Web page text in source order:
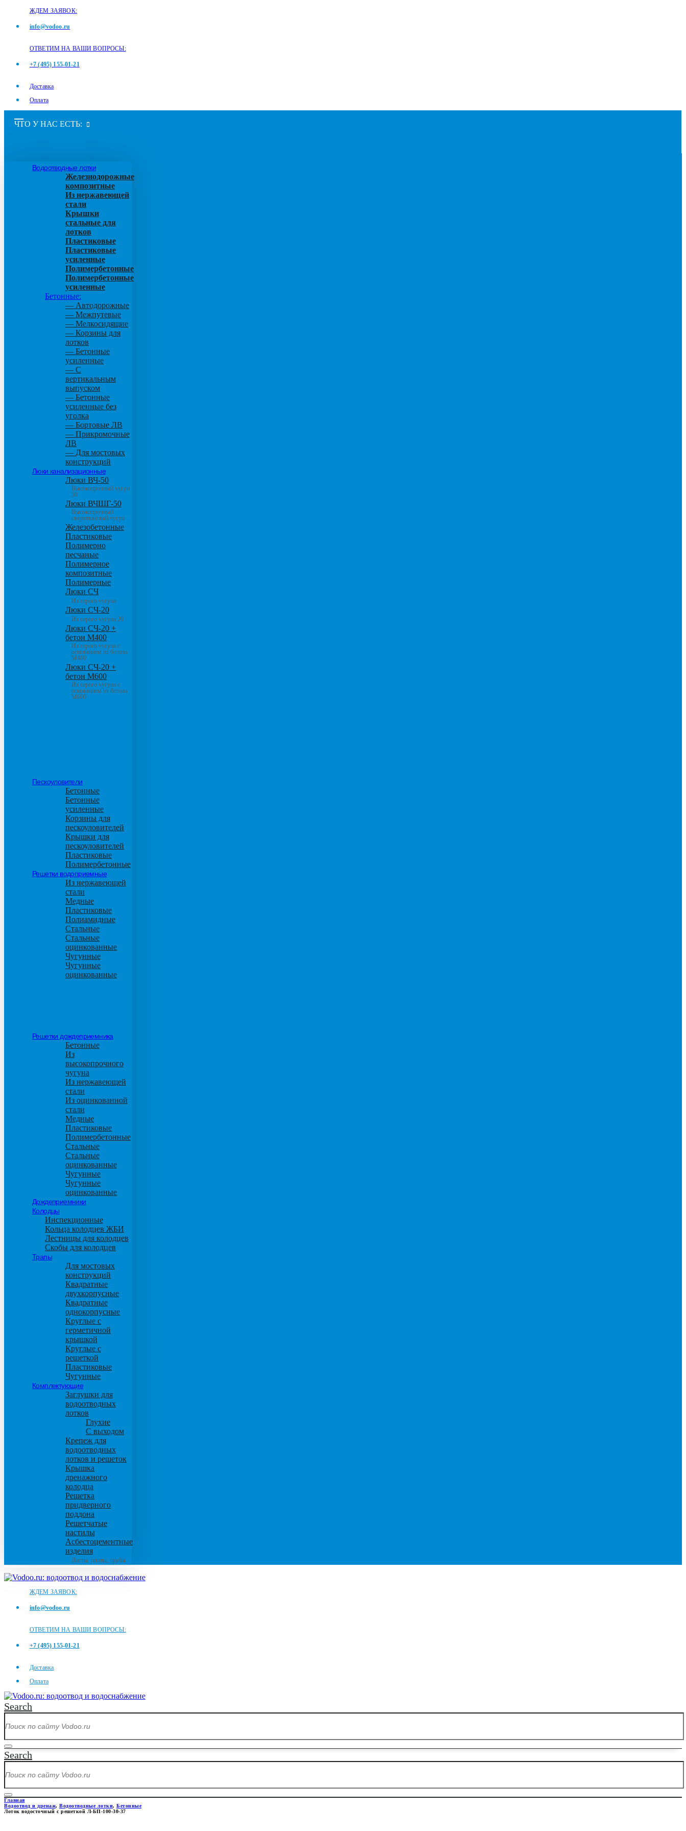
ЖДЕМ ЗАЯВОК:
info@vodoo.ru
ОТВЕТИМ НА ВАШИ ВОПРОСЫ:
+7 (495) 155-01-21
Доставка
Оплата
ЧТО У НАС ЕСТЬ:
Водоотводные лотки
Железнодорожные
композитные
Из нержавеющей
стали
Крышки
стальные для
лотков
Пластиковые
Пластиковые
усиленные
Полимербетонные
Полимербетонные
усиленные
Бетонные:
— Автодорожные
— Межпутевые
— Мелкосидящие
— Корзины для
лотков
— Бетонные
усиленные
— С
вертикальным
выпуском
— Бетонные
усиленные без
уголка
— Бортовые ЛВ
— Прикромочные
ЛВ
— Для мостовых
конструкций
Люки канализационные
Люки ВЧ-50
Высокопрочный чугун
50
Люки ВЧШГ-50
Высокопрочный
сверхтяжелый чугун
Железобетонные
Пластиковые
Полимерно
песчаные
Полимерное
композитные
Полимерные
Люки СЧ
Из серого чугуна
Люки СЧ-20
Из серого чугуна 20
Люки СЧ-20 +
бетон М400
Из серого чугуна с
основанием из бетона
М400
Люки СЧ-20 +
бетон М600
Из серого чугуна с
основанием из бетона
М600
Пескоуловители
Бетонные
Бетонные
усиленные
Корзины для
пескоуловителей
Крышки для
пескоуловителей
Пластиковые
Полимербетонные
Решетки водоприемные
Из нержавеющей
стали
Медные
Пластиковые
Полиамидные
Стальные
Стальные
оцинкованные
Чугунные
Чугунные
оцинкованные
Решетки дождеприемника
Бетонные
Из
высокопрочного
чугуна
Из нержавеющей
стали
Из оцинкованной
стали
Медные
Пластиковые
Полимербетонные
Стальные
Стальные
оцинкованные
Чугунные
Чугунные
оцинкованные
Дождеприемники
Колодцы
Инспекционные
Кольца колодцев ЖБИ
Лестницы для колодцев
Скобы для колодцев
Трапы
Для мостовых
конструкций
Квадратные
двухкорпусные
Квадратные
однокорпусные
Круглые с
герметичной
крышкой
Круглые с
решеткой
Пластиковые
Чугунные
Комплектующие
Заглушки для
водоотводных
лотков
Глухие
С выходом
Крепеж для
водоотводных
лотков и решеток
Крышка
дренажного
колодца
Решетка
придверного
поддона
Решетчатые
настилы
Асбестоцементные
изделия
Листы, плиты, трубы
ЖДЕМ ЗАЯВОК:
info@vodoo.ru
ОТВЕТИМ НА ВАШИ ВОПРОСЫ:
+7 (495) 155-01-21
Доставка
Оплата
Search
Search
Главная
Водоотвод и дренаж, Водоотводные лотки, Бетонные
Лоток водосточный с решеткой Л-БП-100-30-37